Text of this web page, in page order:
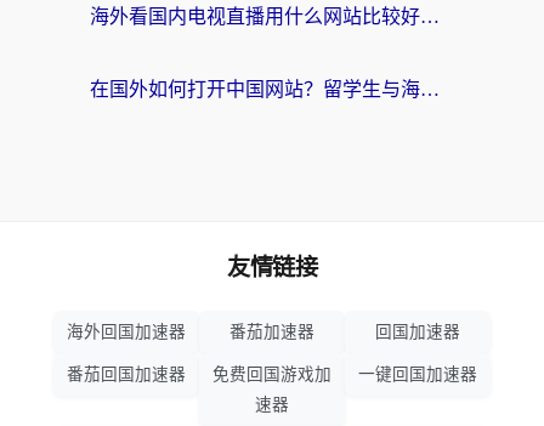
海外看国内电视直播用什么网站比较好？一篇解决你所有追剧难题的实用指南
在国外如何打开中国网站？留学生与海外华人的无缝访问指南
友情链接
海外回国加速器 番茄加速器 回国加速器
番茄回国加速器
免费回国游戏加
速器
一键回国加速器